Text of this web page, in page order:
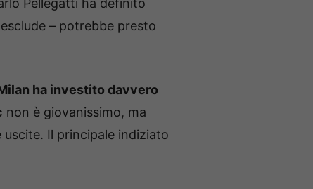
Pellegatti ha definito
– potrebbe presto
ha investito davvero
non è giovanissimo, ma
Il principale indiziato